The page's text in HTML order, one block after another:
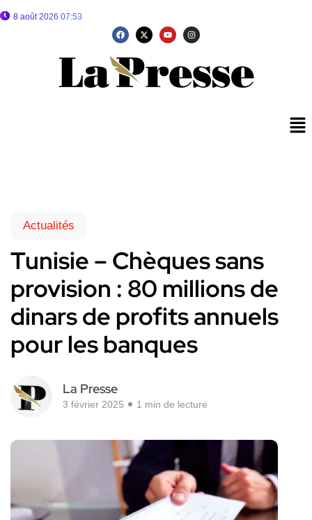
8 août 2026 07:53
Actualités
Tunisie – Chèques sans
provision : 80 millions de
dinars de profits annuels
pour les banques
La Presse
3 février 2025 1 min de lecture